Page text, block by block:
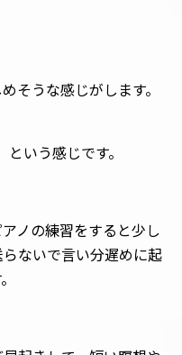
そうな感じがします。
いう感じです。
ノの練習をすると少し
ないで言い分遅めに起